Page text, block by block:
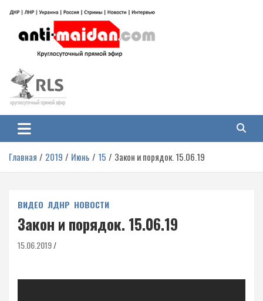
содержимому
Антимайдан: Гражданская война
на Украине
гражданской войне на Украине, включая события в Новороссии, ДНР,
ЛНР и других регионах.
Главная 2019 Июнь 15 Закон и порядок. 15.06.19
ВИДЕО ЛДНР НОВОСТИ
Закон и порядок. 15.06.19
15.06.2019